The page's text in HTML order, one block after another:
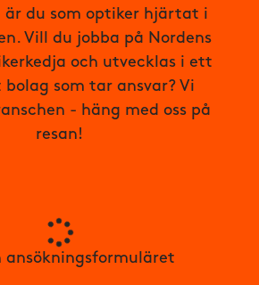
är du som optiker hjärtat i
Vill du jobba på Nordens
och utvecklas i ett
som tar ansvar? Vi
- häng med oss på
resan!
ansökningsformuläret